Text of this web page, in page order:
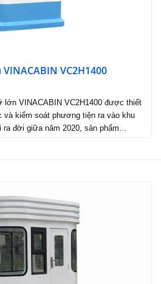
VC2H1400
lớn VINACABIN VC2H1400 được thiết
và kiểm soát phương tiện ra vào khu
đời giữa năm 2020, sản phẩm…